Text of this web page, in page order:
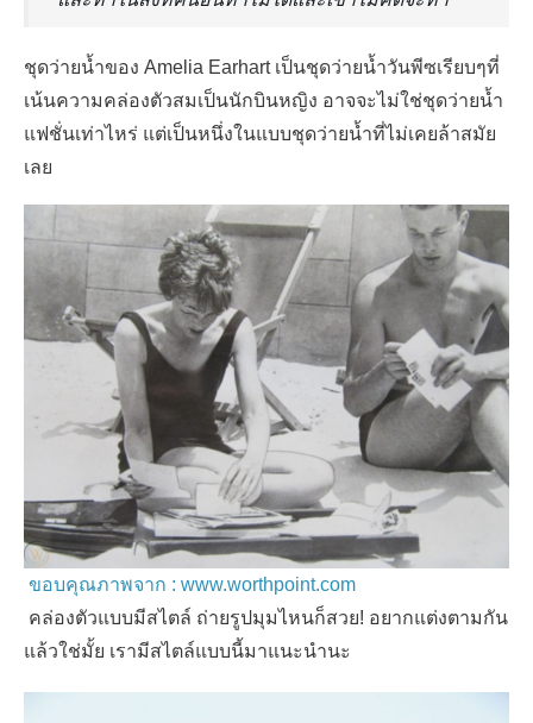
ชุดว่ายน้ำของ Amelia Earhart เป็นชุดว่ายน้ำวันพีซเรียบๆที่
เน้นความคล่องตัวสมเป็นนักบินหญิง อาจจะไม่ใช่ชุดว่ายน้ำ
แฟชั่นเท่าไหร่ แต่เป็นหนึ่งในแบบชุดว่ายน้ำที่ไม่เคยล้าสมัย
เลย
ขอบคุณภาพจาก : www.worthpoint.com
คล่องตัวแบบมีสไตล์ ถ่ายรูปมุมไหนก็สวย! อยากแต่งตามกัน
แล้วใช่มั้ย เรามีสไตล์แบบนี้มาแนะนำนะ